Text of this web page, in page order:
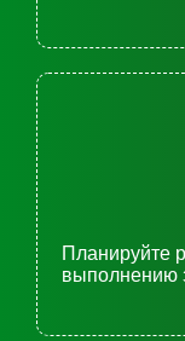
Планируйте
выполнению